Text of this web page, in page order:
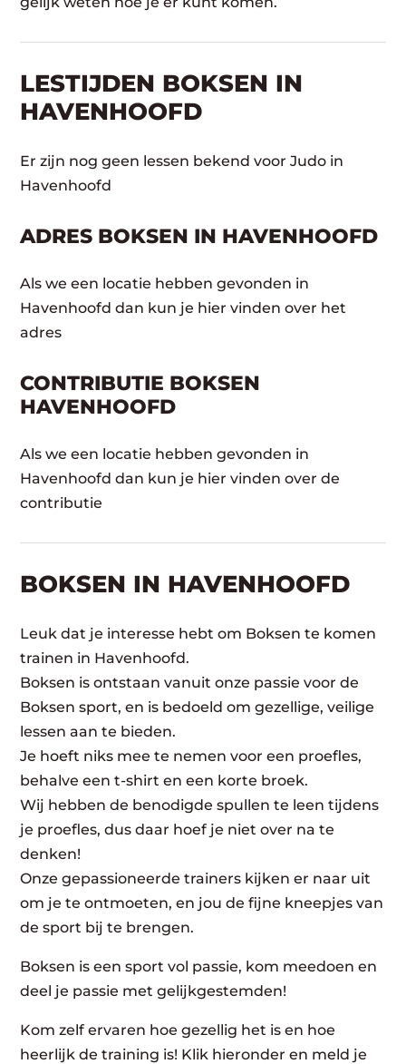
LESTIJDEN BOKSEN IN
HAVENHOOFD
Er zijn nog geen lessen bekend voor Judo in
Havenhoofd
ADRES BOKSEN IN HAVENHOOFD
Als we een locatie hebben gevonden in
Havenhoofd dan kun je hier vinden over het
adres
CONTRIBUTIE BOKSEN
HAVENHOOFD
Als we een locatie hebben gevonden in
Havenhoofd dan kun je hier vinden over de
contributie
BOKSEN IN HAVENHOOFD
Leuk dat je interesse hebt om Boksen te komen
trainen in Havenhoofd.
Boksen is ontstaan vanuit onze passie voor de
Boksen sport, en is bedoeld om gezellige, veilige
lessen aan te bieden.
Je hoeft niks mee te nemen voor een proefles,
behalve een t-shirt en een korte broek.
Wij hebben de benodigde spullen te leen tijdens
je proefles, dus daar hoef je niet over na te
denken!
Onze gepassioneerde trainers kijken er naar uit
om je te ontmoeten, en jou de fijne kneepjes van
de sport bij te brengen.
Boksen is een sport vol passie, kom meedoen en
deel je passie met gelijkgestemden!
Kom zelf ervaren hoe gezellig het is en hoe
heerlijk de training is! Klik hieronder en meld je